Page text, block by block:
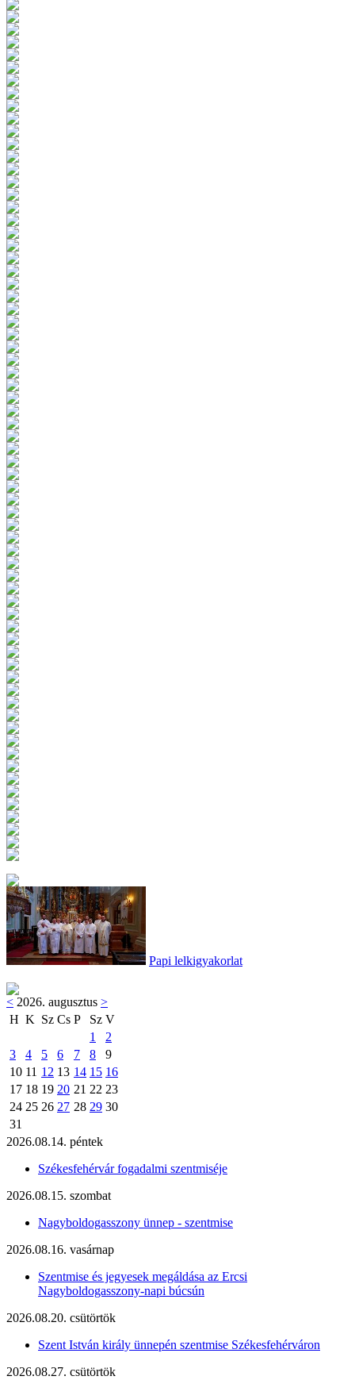
Papi lelkigyakorlat
< 2026. augusztus >
H K Sz Cs P Sz V
1
2
3
4 5 6 7 8
9
10 11 12 13 14 15 16
17 18 19 20 21 22 23
24 25 26 27 28 29 30
31
2026.08.14. péntek
Székesfehérvár fogadalmi szentmiséje
2026.08.15. szombat
Nagyboldogasszony ünnep - szentmise
2026.08.16. vasárnap
Szentmise és jegyesek megáldása az Ercsi
Nagyboldogasszony-napi búcsún
2026.08.20. csütörtök
Szent István király ünnepén szentmise Székesfehérváron
2026.08.27. csütörtök